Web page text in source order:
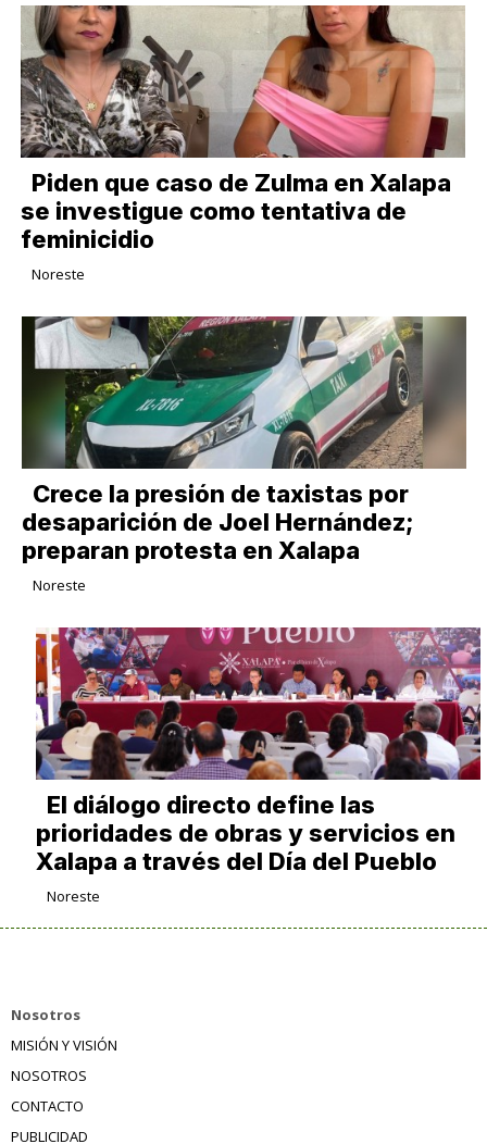
Piden que caso de Zulma en Xalapa
se investigue como tentativa de
feminicidio
Noreste
Crece la presión de taxistas por
desaparición de Joel Hernández;
preparan protesta en Xalapa
Noreste
El diálogo directo define las
prioridades de obras y servicios en
Xalapa a través del Día del Pueblo
Noreste
Nosotros
MISIÓN Y VISIÓN
NOSOTROS
CONTACTO
PUBLICIDAD